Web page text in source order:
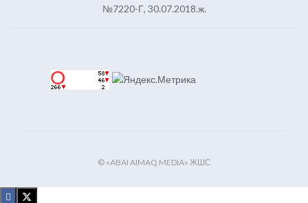
№7220-Г, 30.07.2018.ж.
© «ABAI AIMAQ MEDIA» ЖШС